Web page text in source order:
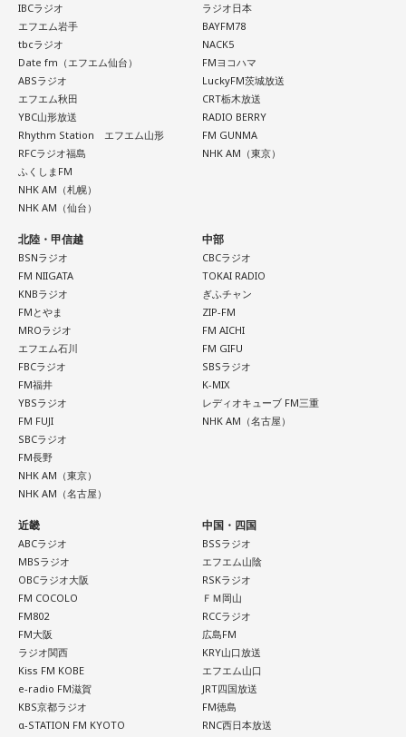
IBCラジオ
エフエム岩手
tbcラジオ
Date fm（エフエム仙台）
ABSラジオ
エフエム秋田
YBC山形放送
Rhythm Station エフエム山形
RFCラジオ福島
ふくしまFM
NHK AM（札幌）
NHK AM（仙台）
ラジオ日本
BAYFM78
NACK5
FMヨコハマ
LuckyFM茨城放送
CRT栃木放送
RADIO BERRY
FM GUNMA
NHK AM（東京）
北陸・甲信越
BSNラジオ
FM NIIGATA
KNBラジオ
FMとやま
MROラジオ
エフエム石川
FBCラジオ
FM福井
YBSラジオ
FM FUJI
SBCラジオ
FM長野
NHK AM（東京）
NHK AM（名古屋）
中部
CBCラジオ
TOKAI RADIO
ぎふチャン
ZIP-FM
FM AICHI
FM GIFU
SBSラジオ
K-MIX
レディオキューブ FM三重
NHK AM（名古屋）
近畿
ABCラジオ
MBSラジオ
OBCラジオ大阪
FM COCOLO
FM802
FM大阪
ラジオ関西
Kiss FM KOBE
e-radio FM滋賀
KBS京都ラジオ
α-STATION FM KYOTO
中国・四国
BSSラジオ
エフエム山陰
RSKラジオ
ＦＭ岡山
RCCラジオ
広島FM
KRY山口放送
エフエム山口
JRT四国放送
FM徳島
RNC西日本放送